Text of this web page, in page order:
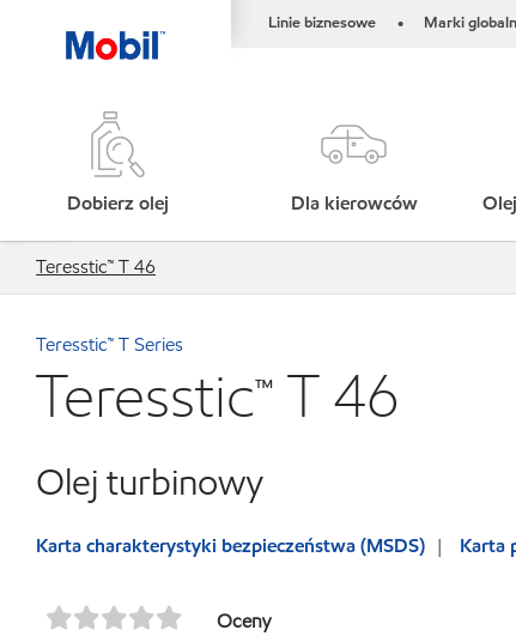
Linie biznesowe • Marki
Dobierz olej Dla kierowców
Teresstic™ T 46
Teresstic™ T Series
Teresstic™ T 46
Olej turbinowy
Karta charakterystyki bezpieczeństwa (MSDS) Karta
Oceny